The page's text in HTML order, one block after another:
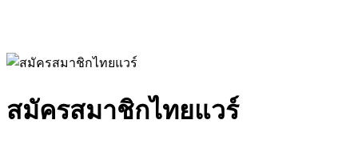
สมัครสมาชิกไทยแวร์